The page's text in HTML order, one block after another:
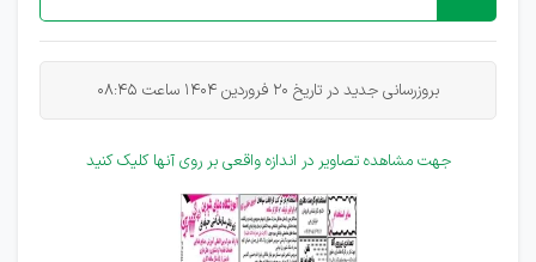
بروزرسانی جدید در تاریخ 20 فروردین 1404 ساعت 08:45
جهت مشاهده تصاویر در اندازه واقعی بر روی آنها کلیک کنید